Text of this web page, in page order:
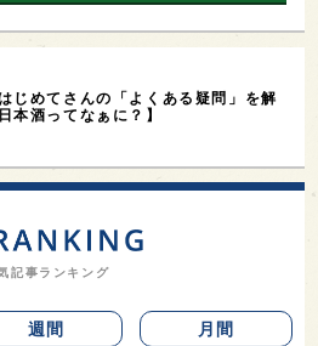
じめてさんの「よくある疑問」を解
本酒ってなぁに？】
記事ランキング
週間 月間